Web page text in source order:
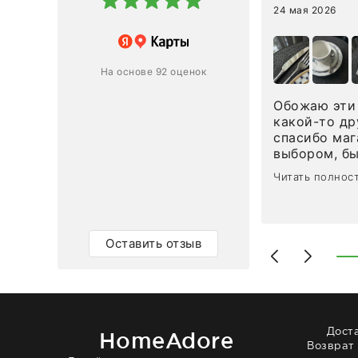
На основе 92 оценок
Оставить отзыв
магазину за оперативную
приехал ко мне целым и
24 мая 2026
Обожаю эти
какой-то
спасибо
выбором,
сервисом.
чайные
доставили
торжеству.
Читать
HomeAdore
Возврат